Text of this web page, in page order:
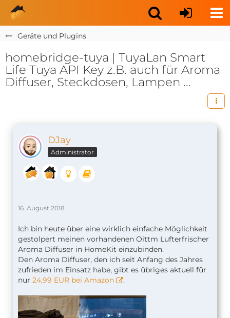
Geräte und Plugins
homebridge-tuya | TuyaLan Smart
Life Tuya API Key z.B. auch für Aroma
Diffuser, Steckdosen, Lampen ...
DJay
Administrator
16. August 2018
Ich bin heute über eine wirklich einfache Möglichkeit
gestolpert meinen vorhandenen Oittm Lufterfrischer
Aroma Diffuser in HomeKit einzubinden.
Den Aroma Diffuser, den ich seit Anfang des Jahres
zufrieden im Einsatz habe, gibt es übriges aktuell für
nur 24,99 EUR bei Amazon .